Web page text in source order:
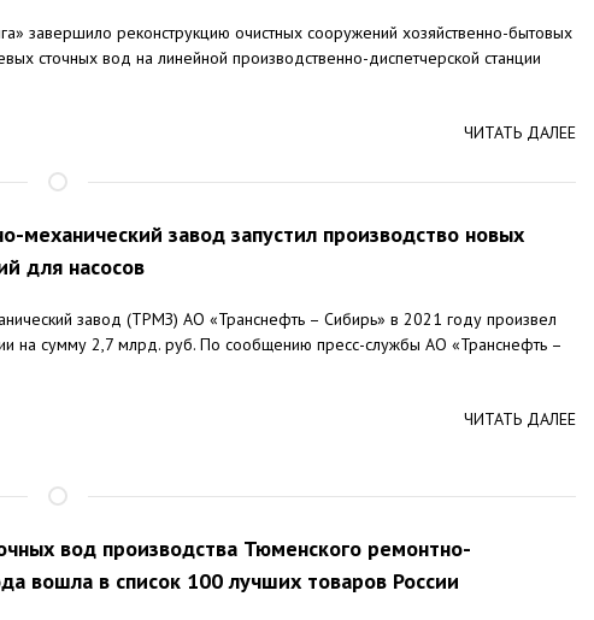
завершило реконструкцию очистных сооружений хозяйственно-бытовых
сточных вод на линейной производственно-диспетчерской станции
ЧИТАТЬ ДАЛЕЕ
механический завод запустил производство новых
для насосов
завод (ТРМЗ) АО «Транснефть – Сибирь» в 2021 году произвел
на сумму 2,7 млрд. руб. По сообщению пресс-службы АО «Транснефть –
ЧИТАТЬ ДАЛЕЕ
вод производства Тюменского ремонтно-
вошла в список 100 лучших товаров России